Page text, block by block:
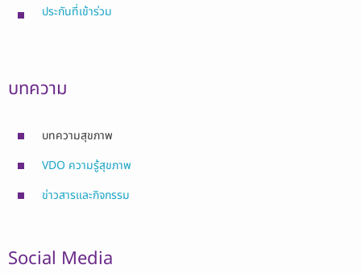
ประกันที่เข้าร่วม
บทความ
บทความสุขภาพ
VDO ความรู้สุขภาพ
ข่าวสารและกิจกรรม
Social Media